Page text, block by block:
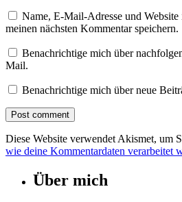
Name, E-Mail-Adresse und
meinen nächsten Kommentar speichern.
Benachrichtige mich über
Mail.
Benachrichtige mich über neue
Diese Website verwendet Akismet, um
wie deine Kommentardaten verarbeitet
Über mich